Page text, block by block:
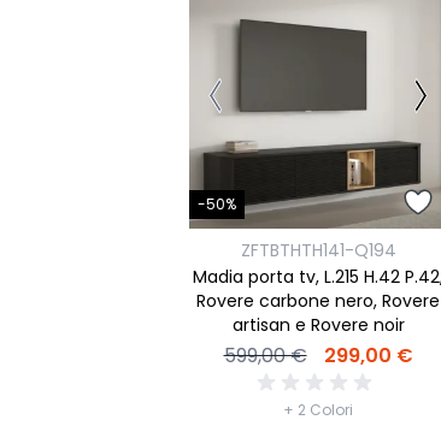
-50%
ZFTBTHTH141-Q194
Madia porta tv, L.215 H.42
Rovere carbone nero, Rovere
artisan e Rovere noir
599,00 € 299,00 €
+ 2 Colori